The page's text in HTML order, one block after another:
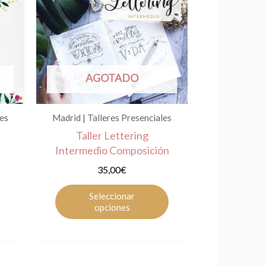
AGOTADO
Madrid | Talleres Presenciales
Taller Lettering
Intermedio Composición
35,00€
Seleccionar
opciones
producto
tiene
múltiples
variantes.
Las
opciones
se
pueden
producto